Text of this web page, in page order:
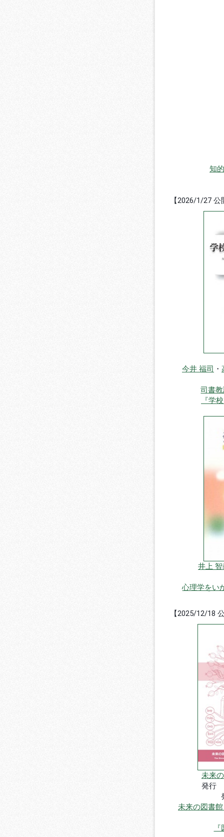
知
【2026/1/27 公
今井 福司 ・
司書
『学
井上
心理学をい
【2025/12/18
未来
発行
未来の図書